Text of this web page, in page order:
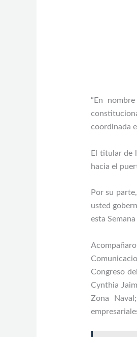
“En
coordinada
El titular de
hacia el
Por su
usted
esta Semana
Congreso
Cynthia
Zona